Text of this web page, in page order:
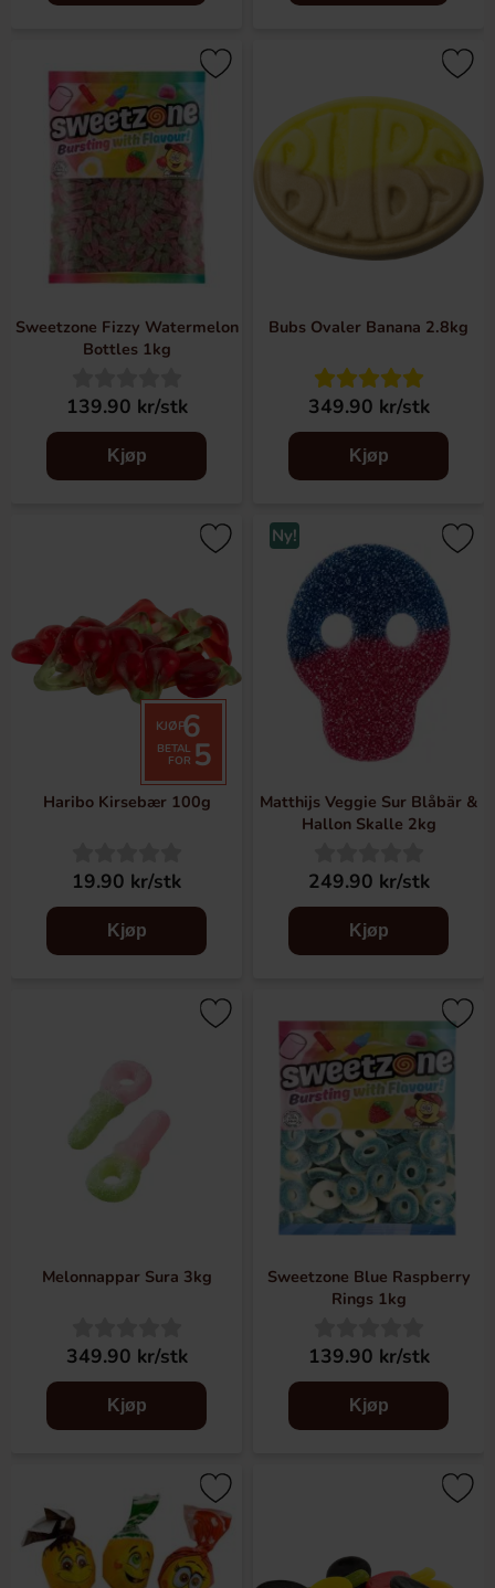
Sweetzone Fizzy Watermelon
Bottles 1kg
139.90 kr/stk
Kjøp
Bubs Ovaler Banana 2.8kg
349.90 kr/stk
Kjøp
KJØP6
BETAL
FOR 5
Haribo Kirsebær 100g
19.90 kr/stk
Kjøp
Ny!
Matthijs Veggie Sur Blåbär &
Hallon Skalle 2kg
249.90 kr/stk
Kjøp
Melonnappar Sura 3kg
349.90 kr/stk
Kjøp
Sweetzone Blue Raspberry
Rings 1kg
139.90 kr/stk
Kjøp